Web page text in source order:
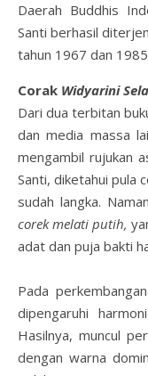
Daerah Buddhis
Santi berhasil
tahun 1967 dan
Corak Widyarini
Dari dua terbitan
dan media massa
mengambil rujukan
Santi, diketahui pula
sudah langka.
corek melati putih,
adat dan puja bakti
Pada
dipengaruhi
Hasilnya, muncul
dengan warna